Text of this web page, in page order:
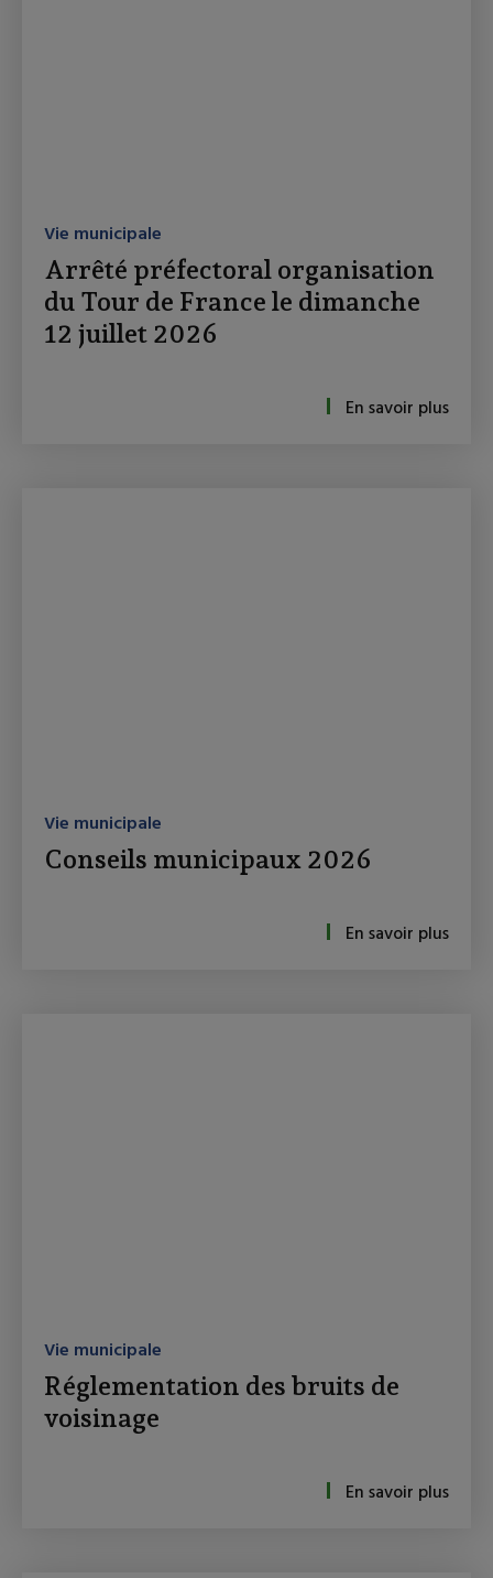
Vie municipale
Arrêté préfectoral organisation
du Tour de France le dimanche
12 juillet 2026
En savoir plus
Vie municipale
Conseils municipaux 2026
En savoir plus
Vie municipale
Réglementation des bruits de
voisinage
En savoir plus